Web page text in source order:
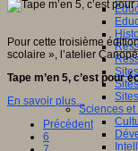
Sciences
Pour cette troisième
scolaire », l’atelier
Tape m’en 5, c’est pour
En savoir plus...
Précédent
6